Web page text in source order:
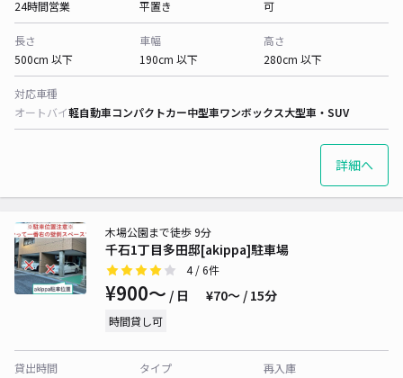
24時間営業
平置き
可
長さ
500cm 以下
車幅
190cm 以下
高さ
280cm 以下
対応車種
オートバイ軽自動車コンパクトカー中型車ワンボックス大型車・SUV
詳細へ
千石1丁目多田邸[akippa]駐車場
木場公園まで徒歩 9分
4/ 6件
¥900〜 / 日 ¥70〜 / 15分
時間貸し可
貸出時間
タイプ
再入庫